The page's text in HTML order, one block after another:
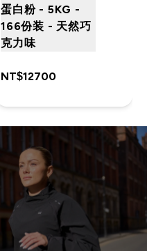
蛋白粉 - 5KG -
166份装 - 天然巧
克力味
NT$12700‎